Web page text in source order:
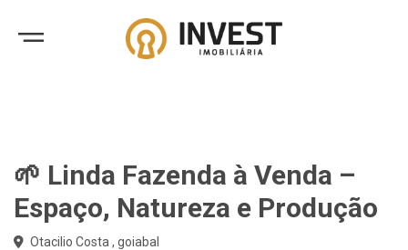
🌱 Linda Fazenda à Venda –
Espaço, Natureza e Produção
Otacilio Costa , goiabal